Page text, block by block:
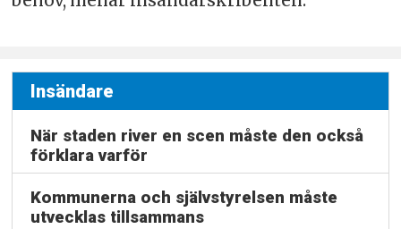
Insändare
När staden river en scen måste den också
förklara varför
Kommunerna och självstyrelsen måste
utvecklas tillsammans